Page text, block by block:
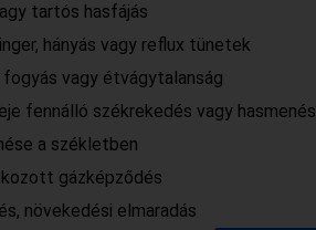
tartós hasfájás
hányás vagy reflux tünetek
vagy étvágytalanság
fennálló székrekedés vagy hasmenés
a székletben
gázképződés
növekedési elmaradás